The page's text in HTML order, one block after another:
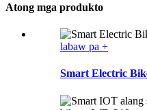
Atong mga produkto
labaw pa +
Smart Electric